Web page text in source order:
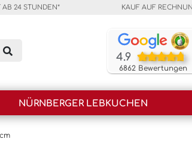
AB 24 STUNDEN* KAUF AUF
Unsere
4.9
6862 Bewertungen
NÜRNBERGER LEBKUCHEN